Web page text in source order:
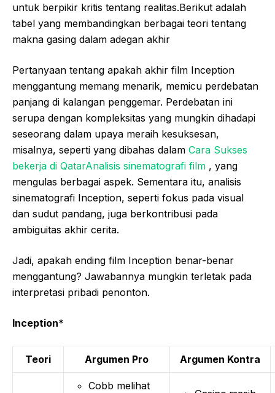
untuk berpikir kritis tentang realitas.Berikut adalah
tabel yang membandingkan berbagai teori tentang
makna gasing dalam adegan akhir
Pertanyaan tentang apakah akhir film Inception
menggantung memang menarik, memicu perdebatan
panjang di kalangan penggemar. Perdebatan ini
serupa dengan kompleksitas yang mungkin dihadapi
seseorang dalam upaya meraih kesuksesan,
misalnya, seperti yang dibahas dalam Cara Sukses
bekerja di QatarAnalisis sinematografi film , yang
mengulas berbagai aspek. Sementara itu, analisis
sinematografi Inception, seperti fokus pada visual
dan sudut pandang, juga berkontribusi pada
ambiguitas akhir cerita.
Jadi, apakah ending film Inception benar-benar
menggantung? Jawabannya mungkin terletak pada
interpretasi pribadi penonton.
Inception*
Teori Argumen Pro Argumen Kontra
Cobb melihat